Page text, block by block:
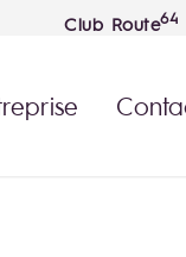
Club Route64